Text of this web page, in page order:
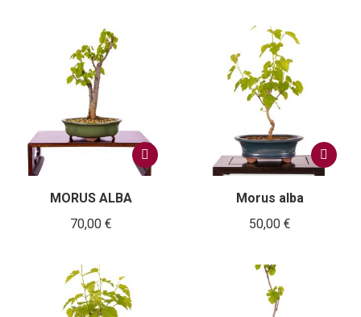
MORUS ALBA
70,00 €
Morus alba
50,00 €